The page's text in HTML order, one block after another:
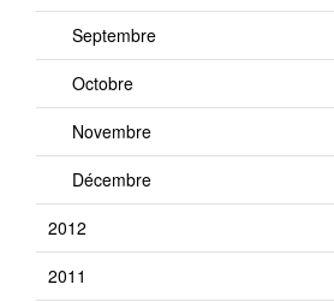
Septembre
Octobre
Novembre
Décembre
2012
2011